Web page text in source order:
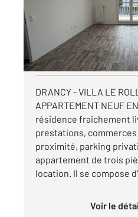
Appartement F3 à
1 400 €
par mois charges comprises
Visiter le site dédié
DRANCY - VILLA LE
APPARTEMENT NEUF
résidence fraichement
prestations,
proximité, parking
appartement de trois
location. Il se compose
Voir le